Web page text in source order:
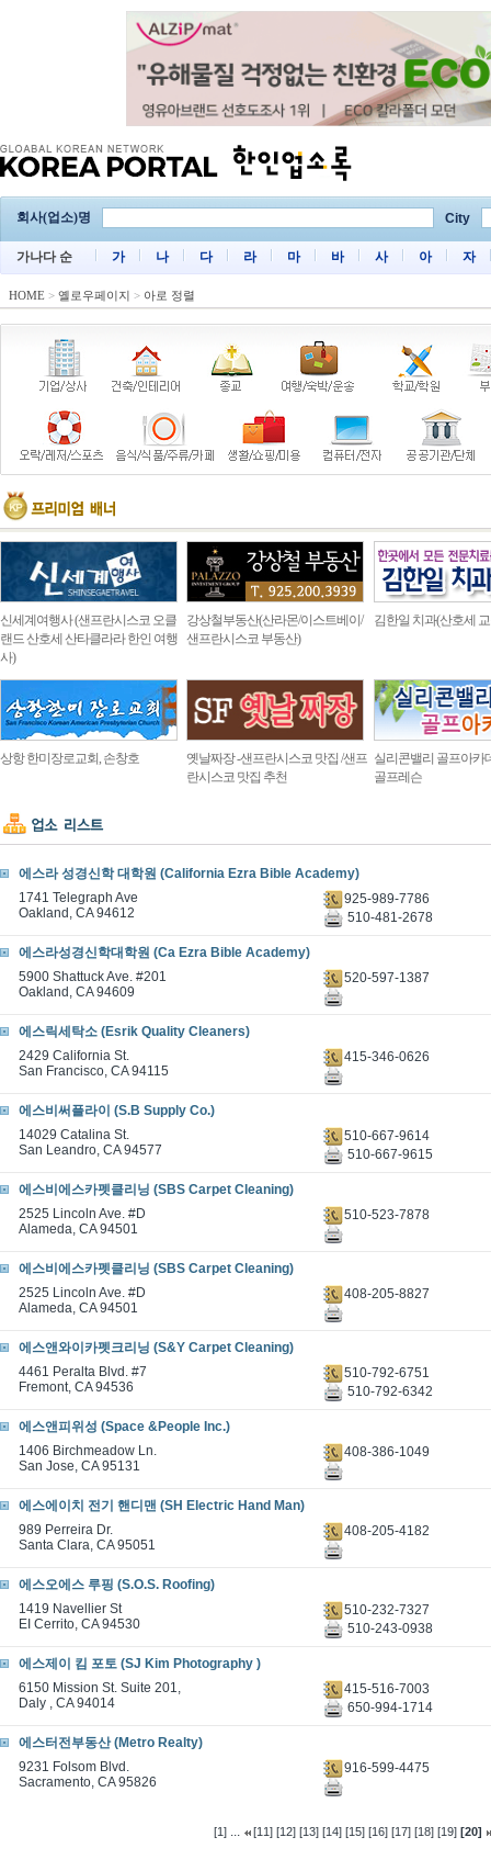
회사(업소)명 City
가나다 순 가 나 다 라 마 바 사 아 자
HOME > 옐로우페이지 > 아로 정렬
신세계여행사 (샌프란시스코 오클
랜드 산호세 산타클라라 한인 여행
사)
강상철부동산(산라몬/이스트베이/
샌프란시스코 부동산)
김한일 치과(산호세
상항 한미장로교회, 손창호
옛날짜장 -샌프란시스코 맛집 /샌프
란시스코 맛집 추천
실리콘밸리 골프아카
골프레슨
에스라 성경신학 대학원 (California Ezra Bible Academy)
1741 Telegraph Ave
Oakland, CA 94612
925-989-7786
510-481-2678
에스라성경신학대학원 (Ca Ezra Bible Academy)
5900 Shattuck Ave. #201
Oakland, CA 94609
520-597-1387
에스릭세탁소 (Esrik Quality Cleaners)
2429 California St.
San Francisco, CA 94115
415-346-0626
에스비써플라이 (S.B Supply Co.)
14029 Catalina St.
San Leandro, CA 94577
510-667-9614
510-667-9615
에스비에스카펫클리닝 (SBS Carpet Cleaning)
2525 Lincoln Ave. #D
Alameda, CA 94501
510-523-7878
에스비에스카펫클리닝 (SBS Carpet Cleaning)
2525 Lincoln Ave. #D
Alameda, CA 94501
408-205-8827
에스앤와이카펫크리닝 (S&Y Carpet Cleaning)
4461 Peralta Blvd. #7
Fremont, CA 94536
510-792-6751
510-792-6342
에스앤피위성 (Space &People Inc.)
1406 Birchmeadow Ln.
San Jose, CA 95131
408-386-1049
에스에이치 전기 핸디맨 (SH Electric Hand Man)
989 Perreira Dr.
Santa Clara, CA 95051
408-205-4182
에스오에스 루핑 (S.O.S. Roofing)
1419 Navellier St
EI Cerrito, CA 94530
510-232-7327
510-243-0938
에스제이 킴 포토 (SJ Kim Photography )
6150 Mission St. Suite 201,
Daly , CA 94014
415-516-7003
650-994-1714
에스터전부동산 (Metro Realty)
9231 Folsom Blvd.
Sacramento, CA 95826
916-599-4475
[1] ... [11] [12] [13] [14] [15] [16] [17] [18] [19] [20]